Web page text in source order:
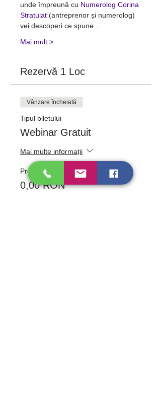
unde împreună cu Numerolog Corina
Stratulat (antreprenor și numerolog)
vei descoperi ce spune…
Mai mult >
Rezervă 1 Loc
Vânzare încheiată
Tipul biletului
Webinar Gratuit
Mai multe informații
Preț
0,00 RON